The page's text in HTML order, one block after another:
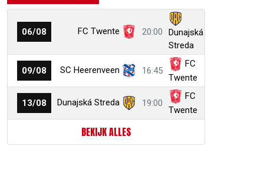
06/08 FC Twente 20:00
Dunajská
Streda
09/08 SC Heerenveen 16:45
FC
Twente
13/08 Dunajská Streda 19:00
FC
Twente
BEKIJK ALLES